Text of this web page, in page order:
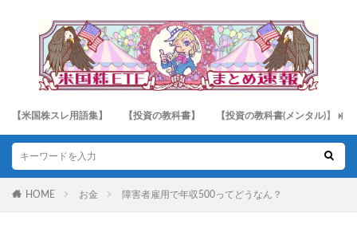
【米国株スレ用語集】 【投資の教科書】 【投資の教科書(メンタル)】
HOME お金 障害者雇用で年収500ってどうなん？